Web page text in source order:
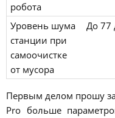
робота
Уровень шума
станции при
самоочистке
от мусора
До 77
Первым делом прошу
Pro больше